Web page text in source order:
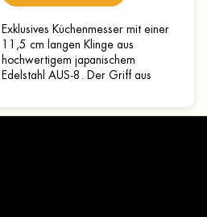
Exklusives Küchenmesser mit einer
11,5 cm langen Klinge aus
hochwertigem japanischem
Edelstahl AUS-8. Der Griff aus
langlebig und fühlt sich...